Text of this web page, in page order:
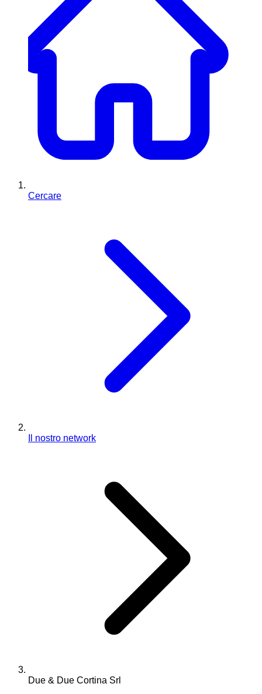
Cercare
Il nostro network
Due & Due Cortina Srl